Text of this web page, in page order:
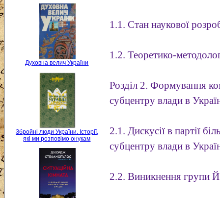
Духовна велич України
Збройні люди України. Історії,
які ми розповімо онукам
1.1. Стан наукової
1.2. Теоретико-
Розділ 2. Формування
субцентру влади в
2.1. Дискусії в партії
субцентру влади в
2.2. Виникнення групи